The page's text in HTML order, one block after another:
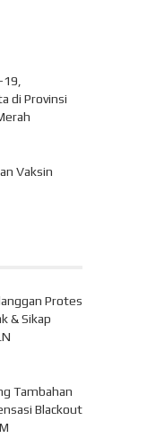
di Provinsi
Vaksin
Protes
& Sikap
Tambahan
Blackout